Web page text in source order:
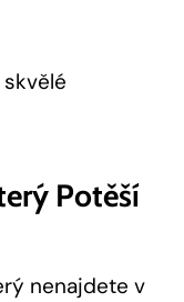
Potěší
nenajdete‌ v